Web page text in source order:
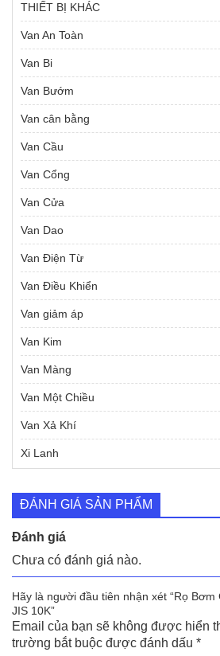
THIẾT BỊ KHÁC
Van An Toàn
Van Bi
Van Bướm
Van cân bằng
Van Cầu
Van Cổng
Van Cửa
Van Dao
Van Điện Từ
Van Điều Khiển
Van giảm áp
Van Kim
Van Màng
Van Một Chiều
Van Xả Khí
Xi Lanh
ĐÁNH GIÁ SẢN PHẨM
Đánh giá
Chưa có đánh giá nào.
Hãy là người đầu tiên nhận xét “Rọ Bơm
JIS 10K”
Email của bạn sẽ không được hiển
trường bắt buộc được đánh dấu *